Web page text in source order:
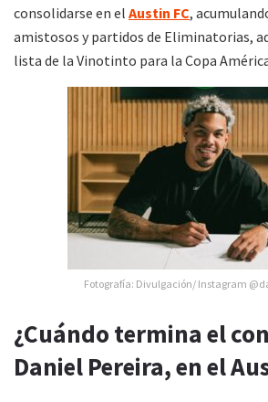
consolidarse en el Austin FC,
amistosos y partidos de Eliminatorias,
lista de la Vinotinto para la Copa
Fotografía: Divulgación/ Instagram
¿Cuándo termina el
Daniel Pereira, en el